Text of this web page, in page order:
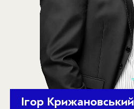
Ігор Крижановський